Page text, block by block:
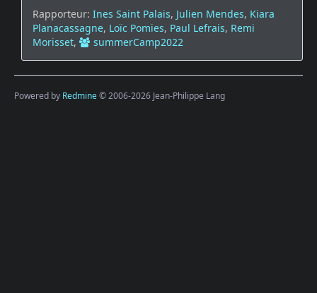
Rapporteur: Ines Saint Palais, Julien Mendes, Kiara
Planacassagne, Loïc Pomies, Paul Lefrais, Remi
Morisset, summerCamp2022
Powered by Redmine© 2006-2026 Jean-Philippe Lang